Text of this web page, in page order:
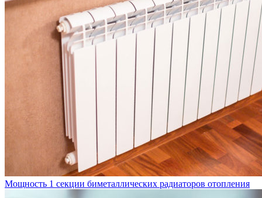
Мощность 1 секции биметаллических радиаторов отопления